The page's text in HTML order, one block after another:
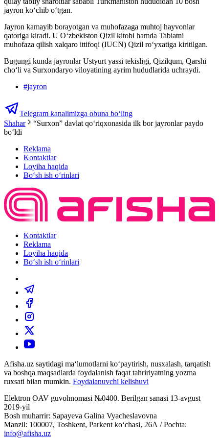
jayron ko‘chib o‘tgan.
Jayron kamayib borayotgan va muhofazaga muhtoj hayvonlar
qatoriga kiradi. U O‘zbekiston Qizil kitobi hamda Tabiatni
muhofaza qilish xalqaro ittifoqi (IUCN) Qizil ro‘yxatiga kiritilgan.
Bugungi kunda jayronlar Ustyurt yassi tekisligi, Qizilqum, Qarshi
cho‘li va Surxondaryo viloyatining ayrim hududlarida uchraydi.
#jayron
Telegram kanalimizga obuna bo‘ling
Shahar
“Surxon” davlat qo‘riqxonasida ilk bor jayronlar paydo
bo‘ldi
Reklama
Kontaktlar
Loyiha haqida
Bo‘sh ish o‘rinlari
Kontaktlar
Reklama
Loyiha haqida
Bo‘sh ish o‘rinlari
Afisha.uz saytidagi ma‘lumotlarni ko‘paytirish, nusxalash, tarqatish
va boshqa maqsadlarda foydalanish faqat tahririyatning yozma
ruxsati bilan mumkin. Foydalanuvchi kelishuvi
Elektron OAV guvohnomasi №0400. Berilgan sanasi 13-avgust
2019-yil
Bosh muharrir: Sapayeva Galina Vyacheslavovna
Manzil: 100007, Toshkent, Parkent ko‘chasi, 26А / Pochta:
info@afisha.uz